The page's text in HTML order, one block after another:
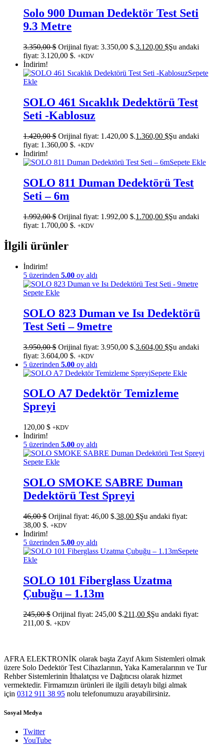
Solo 900 Duman Dedektör Test Seti
9.3 Metre
3.350,00$ Orijinal fiyat: 3.350,00 $.3.120,00 $Şu andaki
fiyat: 3.120,00 $. +KDV
İndirim!
Sepete
Ekle
SOLO 461 Sıcaklık Dedektörü Test
Seti -Kablosuz
1.420,00$ Orijinal fiyat: 1.420,00 $.1.360,00 $Şu andaki
fiyat: 1.360,00 $. +KDV
İndirim!
Sepete Ekle
SOLO 811 Duman Dedektörü Test
Seti – 6m
1.992,00$ Orijinal fiyat: 1.992,00 $.1.700,00 $Şu andaki
fiyat: 1.700,00 $. +KDV
İlgili ürünler
İndirim!
5 üzerinden 5.00 oy aldı
Sepete Ekle
SOLO 823 Duman ve Isı Dedektörü
Test Seti – 9metre
3.950,00$ Orijinal fiyat: 3.950,00 $.3.604,00 $Şu andaki
fiyat: 3.604,00 $. +KDV
5 üzerinden 5.00 oy aldı
Sepete Ekle
SOLO A7 Dedektör Temizleme
Spreyi
120,00 $ +KDV
İndirim!
5 üzerinden 5.00 oy aldı
Sepete Ekle
SOLO SMOKE SABRE Duman
Dedektörü Test Spreyi
46,00$ Orijinal fiyat: 46,00 $.38,00 $Şu andaki fiyat:
38,00 $. +KDV
İndirim!
5 üzerinden 5.00 oy aldı
Sepete
Ekle
SOLO 101 Fiberglass Uzatma
Çubuğu – 1.13m
245,00$ Orijinal fiyat: 245,00 $.211,00 $Şu andaki fiyat:
211,00 $. +KDV
AFRA ELEKTRONİK olarak başta Zayıf Akım Sistemleri olmak
üzere Solo Dedektör Test Cihazlarının, Yaka Kameralarının ve Tur
Rehber Sistemlerinin İthalatçısı ve Dağıtıcısı olarak hizmet
vermektedir. Firmamızın ürünleri ile ilgili detaylı bilgi almak
için 0312 911 38 95 nolu telefonumuzu arayabilirsiniz.
Sosyal Medya
Twitter
YouTube